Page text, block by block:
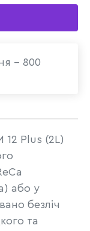
- 800
Plus (2L)
або у
безліч
та